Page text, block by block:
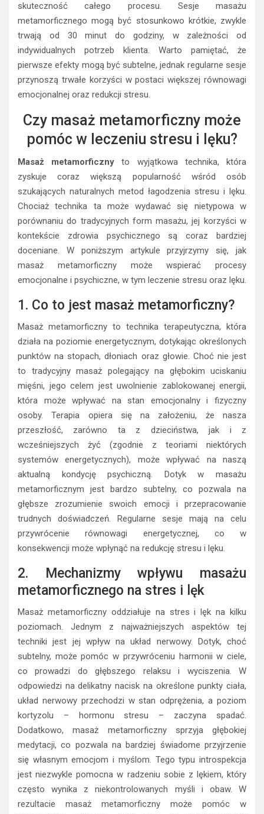
skuteczność całego procesu. Sesje masażu
metamorficznego mogą być stosunkowo krótkie, zwykle
trwają od 30 minut do godziny, w zależności od
indywidualnych potrzeb klienta. Warto pamiętać, że
pierwsze efekty mogą być subtelne, jednak regularne sesje
przynoszą trwałe korzyści w postaci większej równowagi
emocjonalnej oraz redukcji stresu.
Czy masaż metamorficzny może
pomóc w leczeniu stresu i lęku?
Masaż metamorficzny to wyjątkowa technika, która
zyskuje coraz większą popularność wśród osób
szukających naturalnych metod łagodzenia stresu i lęku.
Chociaż technika ta może wydawać się nietypowa w
porównaniu do tradycyjnych form masażu, jej korzyści w
kontekście zdrowia psychicznego są coraz bardziej
doceniane. W poniższym artykule przyjrzymy się, jak
masaż metamorficzny może wspierać procesy
emocjonalne i psychiczne, w tym leczenie stresu oraz lęku.
1. Co to jest masaż metamorficzny?
Masaż metamorficzny to technika terapeutyczna, która
działa na poziomie energetycznym, dotykając określonych
punktów na stopach, dłoniach oraz głowie. Choć nie jest
to tradycyjny masaż polegający na głębokim uciskaniu
mięśni, jego celem jest uwolnienie zablokowanej energii,
która może wpływać na stan emocjonalny i fizyczny
osoby. Terapia opiera się na założeniu, że nasza
przeszłość, zarówno ta z dzieciństwa, jak i z
wcześniejszych żyć (zgodnie z teoriami niektórych
systemów energetycznych), może wpływać na naszą
aktualną kondycję psychiczną. Dotyk w masażu
metamorficznym jest bardzo subtelny, co pozwala na
głębsze zrozumienie swoich emocji i przepracowanie
trudnych doświadczeń. Regularne sesje mają na celu
przywrócenie równowagi energetycznej, co w
konsekwencji może wpłynąć na redukcję stresu i lęku.
2. Mechanizmy wpływu masażu
metamorficznego na stres i lęk
Masaż metamorficzny oddziałuje na stres i lęk na kilku
poziomach. Jednym z najważniejszych aspektów tej
techniki jest jej wpływ na układ nerwowy. Dotyk, choć
subtelny, może pomóc w przywróceniu harmonii w ciele,
co prowadzi do głębszego relaksu i wyciszenia. W
odpowiedzi na delikatny nacisk na określone punkty ciała,
układ nerwowy przechodzi w stan odprężenia, a poziom
kortyzolu – hormonu stresu – zaczyna spadać.
Dodatkowo, masaż metamorficzny sprzyja głębokiej
medytacji, co pozwala na bardziej świadome przyjrzenie
się własnym emocjom i myślom. Tego typu introspekcja
jest niezwykle pomocna w radzeniu sobie z lękiem, który
często wynika z niekontrolowanych myśli i obaw. W
rezultacie masaż metamorficzny może pomóc w